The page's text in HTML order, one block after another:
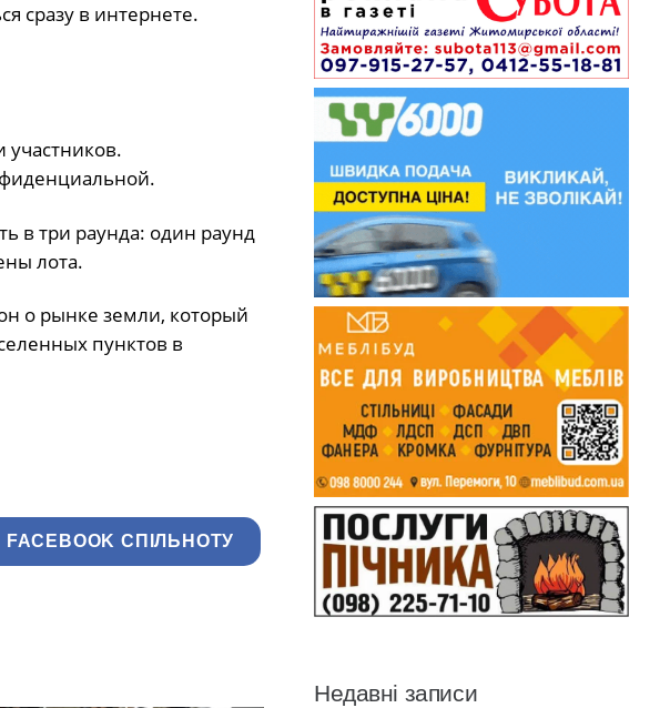
сразу в интернете.
участников.
в три раунда: один раунд
лота.
о рынке земли, который
пунктов в
СПІЛЬНОТУ
Недавні записи